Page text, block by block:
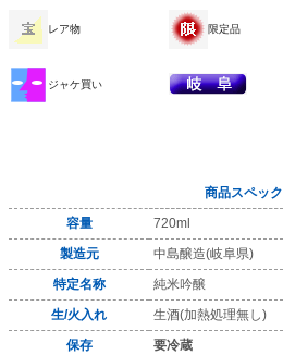
レア物 限定品
ジャケ買い
商品スペック
容量
720ml
製造元
中島醸造(岐阜県)
特定名称
純米吟醸
生/火入れ
生酒(加熱処理無し)
保存
要冷蔵